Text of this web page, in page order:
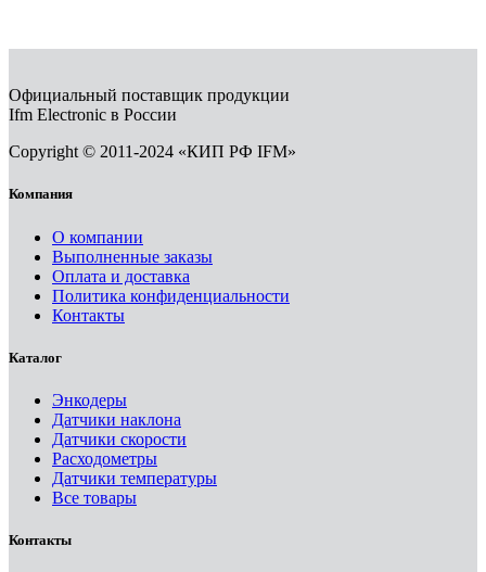
Официальный поставщик продукции
Ifm Electronic в России
Copyright © 2011-2024 «КИП РФ IFM»
Компания
О компании
Выполненные заказы
Оплата и доставка
Политика конфиденциальности
Контакты
Каталог
Энкодеры
Датчики наклона
Датчики скорости
Расходометры
Датчики температуры
Все товары
Контакты